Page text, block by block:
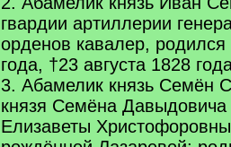
гвардии артиллерии
орденов кавалер,
года, †23 августа 1828
3. Абамелик князь Семён
князя Семёна Давыдовича
Елизаветы